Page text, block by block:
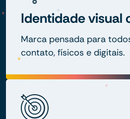
Identidade visual
Marca pensada para
contato, físicos e digitais.